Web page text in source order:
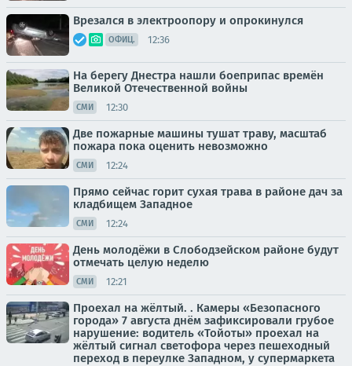
Врезался в электроопору и опрокинулся
ОФИЦ. 12:36
На берегу Днестра нашли боеприпас времён
Великой Отечественной войны
СМИ 12:30
Две пожарные машины тушат траву, масштаб
пожара пока оценить невозможно
СМИ 12:24
Прямо сейчас горит сухая трава в районе дач за
кладбищем Западное
СМИ 12:24
День молодёжи в Слободзейском районе будут
отмечать целую неделю
СМИ 12:21
Проехал на жёлтый. . Камеры «Безопасного
города» 7 августа днём зафиксировали грубое
нарушение: водитель «Тойоты» проехал на
жёлтый сигнал светофора через пешеходный
переход в переулке Западном, у супермаркета